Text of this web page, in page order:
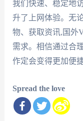
我们快速、稳定地
升了上网体验。无
物、获取资讯,国外
需求。相信通过合
作定会变得更加便
Spread the love